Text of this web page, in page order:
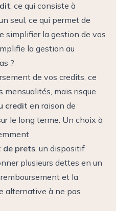
, ce qui consiste à
seul, ce qui permet de
simplifier la gestion de vos
la gestion au
?
de vos credits, ce
mensualités, mais risque
credit en raison de
le long terme. Un choix à
de prets, un dispositif
plusieurs dettes en un
et la
alternative à ne pas